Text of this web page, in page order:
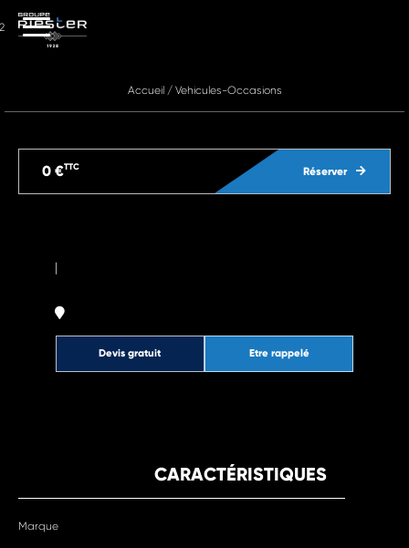
Accueil/ Vehicules-Occasions
Réserver
0 €TTC
|
Etre rappelé
Devis gratuit
CARACTÉRISTIQUES
Marque